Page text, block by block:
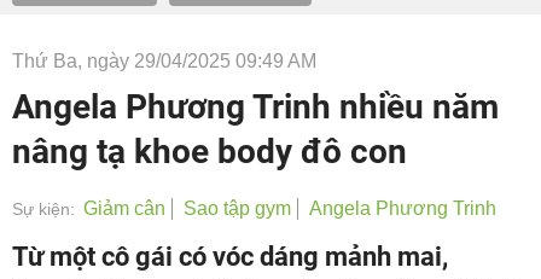
Thứ Ba, ngày 29/04/2025 09:49 AM
Angela Phương Trinh nhiều năm
nâng tạ khoe body đô con
Sự kiện: Giảm cân Sao tập gym Angela Phương Trinh
Từ một cô gái có vóc dáng mảnh mai,